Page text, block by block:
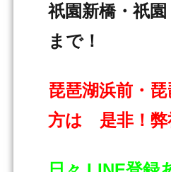
祇園新橋・祇
まで！
琵琶湖浜前・
方は 是非！弊